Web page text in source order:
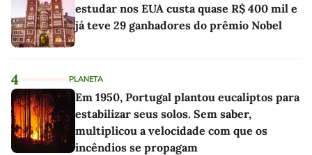
estudar nos EUA custa quase R$ 400 mil e
já teve 29 ganhadores do prêmio Nobel
4 PLANETA
Em 1950, Portugal plantou eucaliptos para
estabilizar seus solos. Sem saber,
multiplicou a velocidade com que os
incêndios se propagam